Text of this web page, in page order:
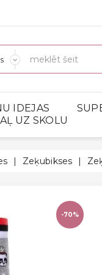
IDEJAS
UZ SKOLU
Zeķubikses
-70%